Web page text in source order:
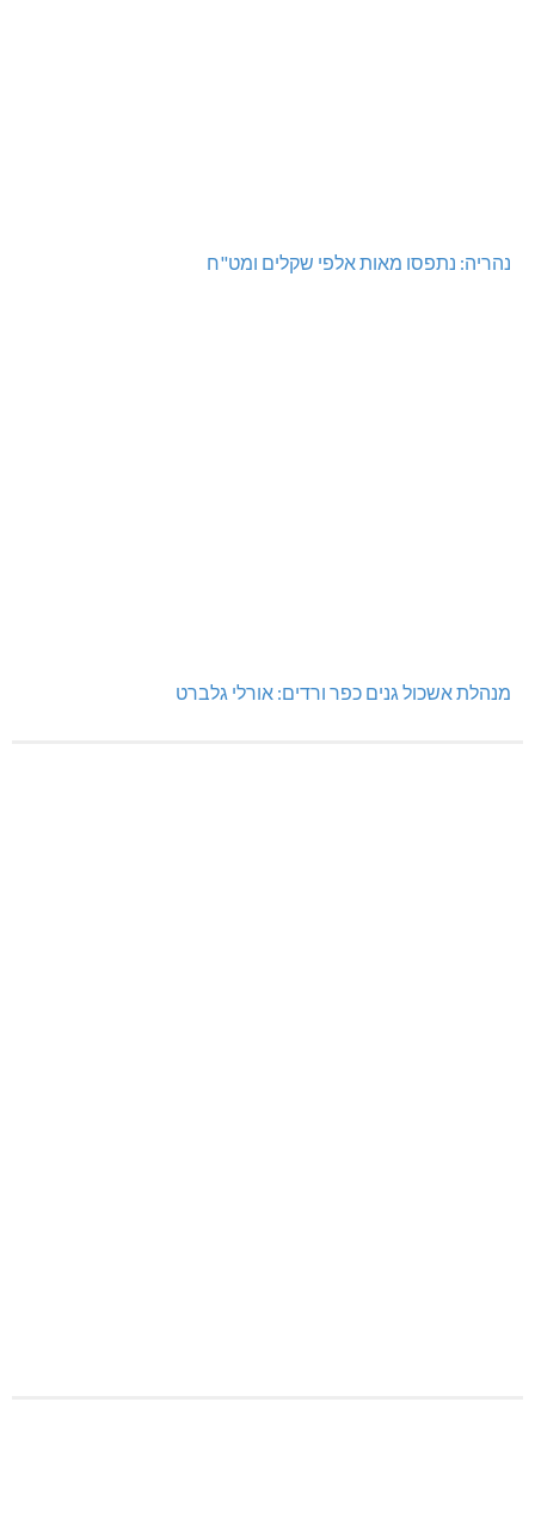
נהריה: נתפסו מאות אלפי שקלים ומט"ח
מנהלת אשכול גנים כפר ורדים: אורלי גלברט